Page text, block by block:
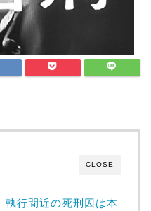
CLOSE
行間近の死刑囚は本